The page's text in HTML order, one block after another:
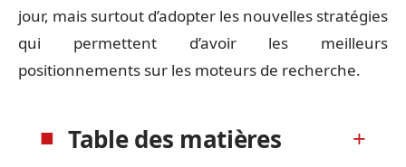
jour, mais surtout d’adopter les nouvelles stratégies
qui permettent d’avoir les meilleurs
positionnements sur les moteurs de recherche.
Table des matières